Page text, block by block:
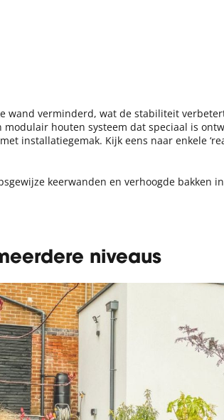
wand verminderd, wat de stabiliteit
houten systeem dat speciaal is
installatiegemak. Kijk eens naar enkele
keerwanden en verhoogde bakken
niveaus